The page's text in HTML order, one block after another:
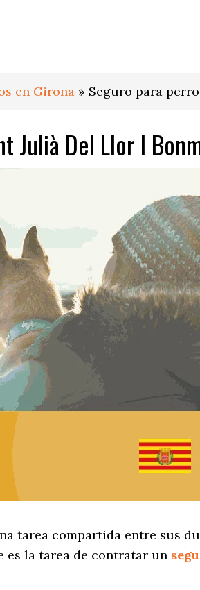
en Girona » Seguro para
Julià Del Llor I
tarea compartida entre sus
es la tarea de contratar un